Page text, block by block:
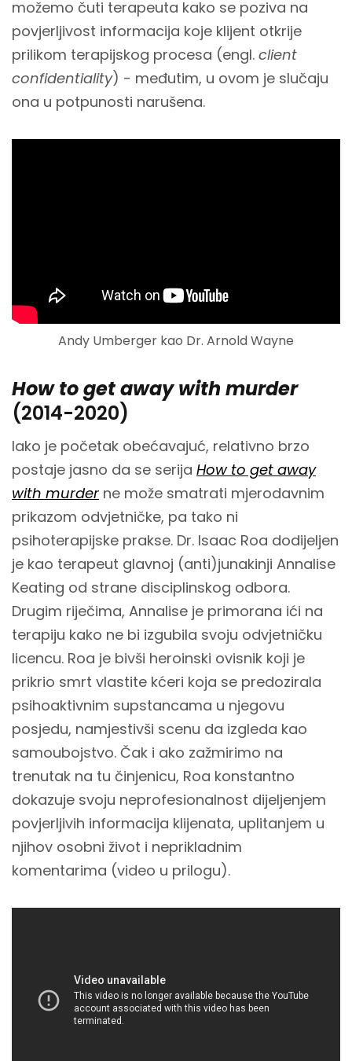
možemo čuti terapeuta kako se poziva na
povjerljivost informacija koje klijent otkrije
prilikom terapijskog procesa (engl. client
confidentiality) - međutim, u ovom je slučaju
ona u potpunosti narušena.
Andy Umberger kao Dr. Arnold Wayne
How to get away with murder
(2014-2020)
Iako je početak obećavajuć, relativno brzo
postaje jasno da se serija How to get away
with murder ne može smatrati mjerodavnim
prikazom odvjetničke, pa tako ni
psihoterapijske prakse. Dr. Isaac Roa dodijeljen
je kao terapeut glavnoj (anti)junakinji Annalise
Keating od strane disciplinskog odbora.
Drugim riječima, Annalise je primorana ići na
terapiju kako ne bi izgubila svoju odvjetničku
licencu. Roa je bivši heroinski ovisnik koji je
prikrio smrt vlastite kćeri koja se predozirala
psihoaktivnim supstancama u njegovu
posjedu, namjestivši scenu da izgleda kao
samoubojstvo. Čak i ako zažmirimo na
trenutak na tu činjenicu, Roa konstantno
dokazuje svoju neprofesionalnost dijeljenjem
povjerljivih informacija klijenata, uplitanjem u
njihov osobni život i neprikladnim
komentarima (video u prilogu).